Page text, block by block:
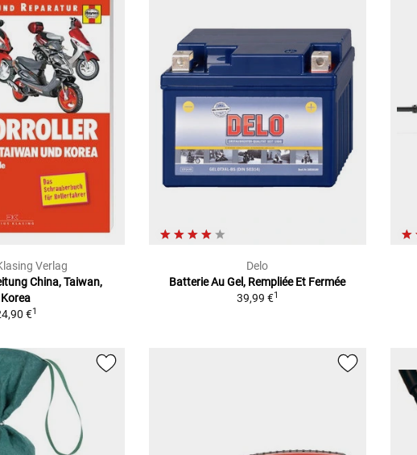
Verlag
China, Taiwan,
Korea
€1
Delo
Batterie Au Gel, Rempliée Et Fermée
39,99 €1